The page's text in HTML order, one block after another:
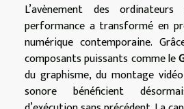
L’avènement des
performance a transformé en
numérique contemporaine.
composants puissants comme le
du graphisme, du montage
sonore bénéficient